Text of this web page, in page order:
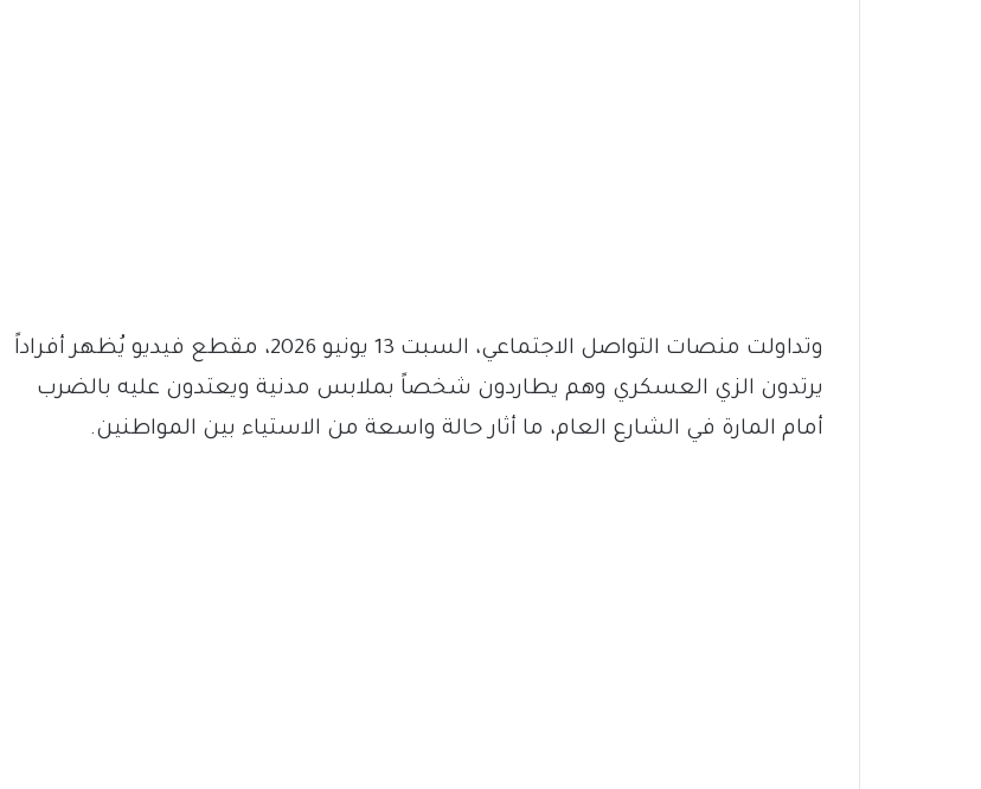
وتداولت منصات التواصل الاجتماعي، السبت 13 يونيو 2026، مقطع فيديو يُظهر أفراداً
يرتدون الزي العسكري وهم يطاردون شخصاً بملابس مدنية ويعتدون عليه بالضرب
أمام المارة في الشارع العام، ما أثار حالة واسعة من الاستياء بين المواطنين.